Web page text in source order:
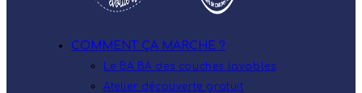
COMMENT ÇA MARCHE ?
Le BA.BA des couches lavables
Atelier découverte gratuit